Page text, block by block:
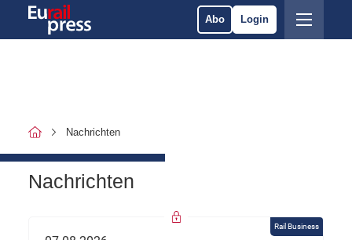
Abo Login
Nachrichten
Nachrichten
Rail Business